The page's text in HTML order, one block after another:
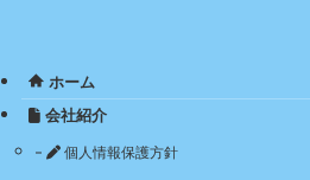
ホーム
会社紹介
個人情報保護方針